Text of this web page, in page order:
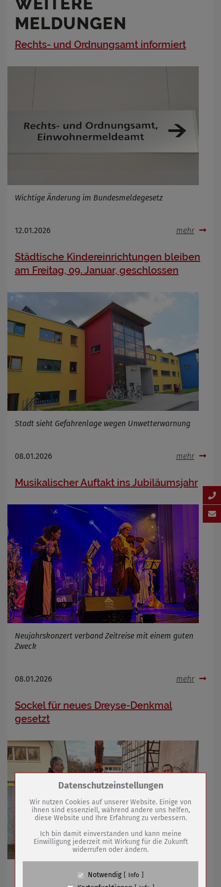
MELDUNGEN
Rechts- und Ordnungsamt informiert
Wichtige Änderung im Bundesmeldegesetz
12.01.2026 mehr
Städtische Kindereinrichtungen bleiben
am Freitag, 09. Januar, geschlossen
Stadt sieht Gefahrenlage wegen Unwetterwarnung
08.01.2026 mehr
Musikalischer Auftakt ins Jubiläumsjahr
Neujahrskonzert verband Zeitreise mit einem guten
Zweck
08.01.2026 mehr
Sockel für neues Dreyse-Denkmal
gesetzt
Zwei Vereine starteten Spendenaktion für
Zum Betrieb der Seite notwendige Cookies /
Name
PHP Session Cookie
Anbieter
Eigentümer dieser Website (Wenko-
Wenselaar GmbH & Co. KG)
Absicherung Kontaktformular / SPAM
Datenschutzeinstellungen
Wir nutzen Cookies auf unserer Website. Einige von
ihnen sind essenziell, während andere uns helfen,
diese Website und Ihre Erfahrung zu verbessern.
Ich bin damit einverstanden und kann meine
Einwilligung jederzeit mit Wirkung für die Zukunft
widerrufen oder ändern.
Notwendig Info